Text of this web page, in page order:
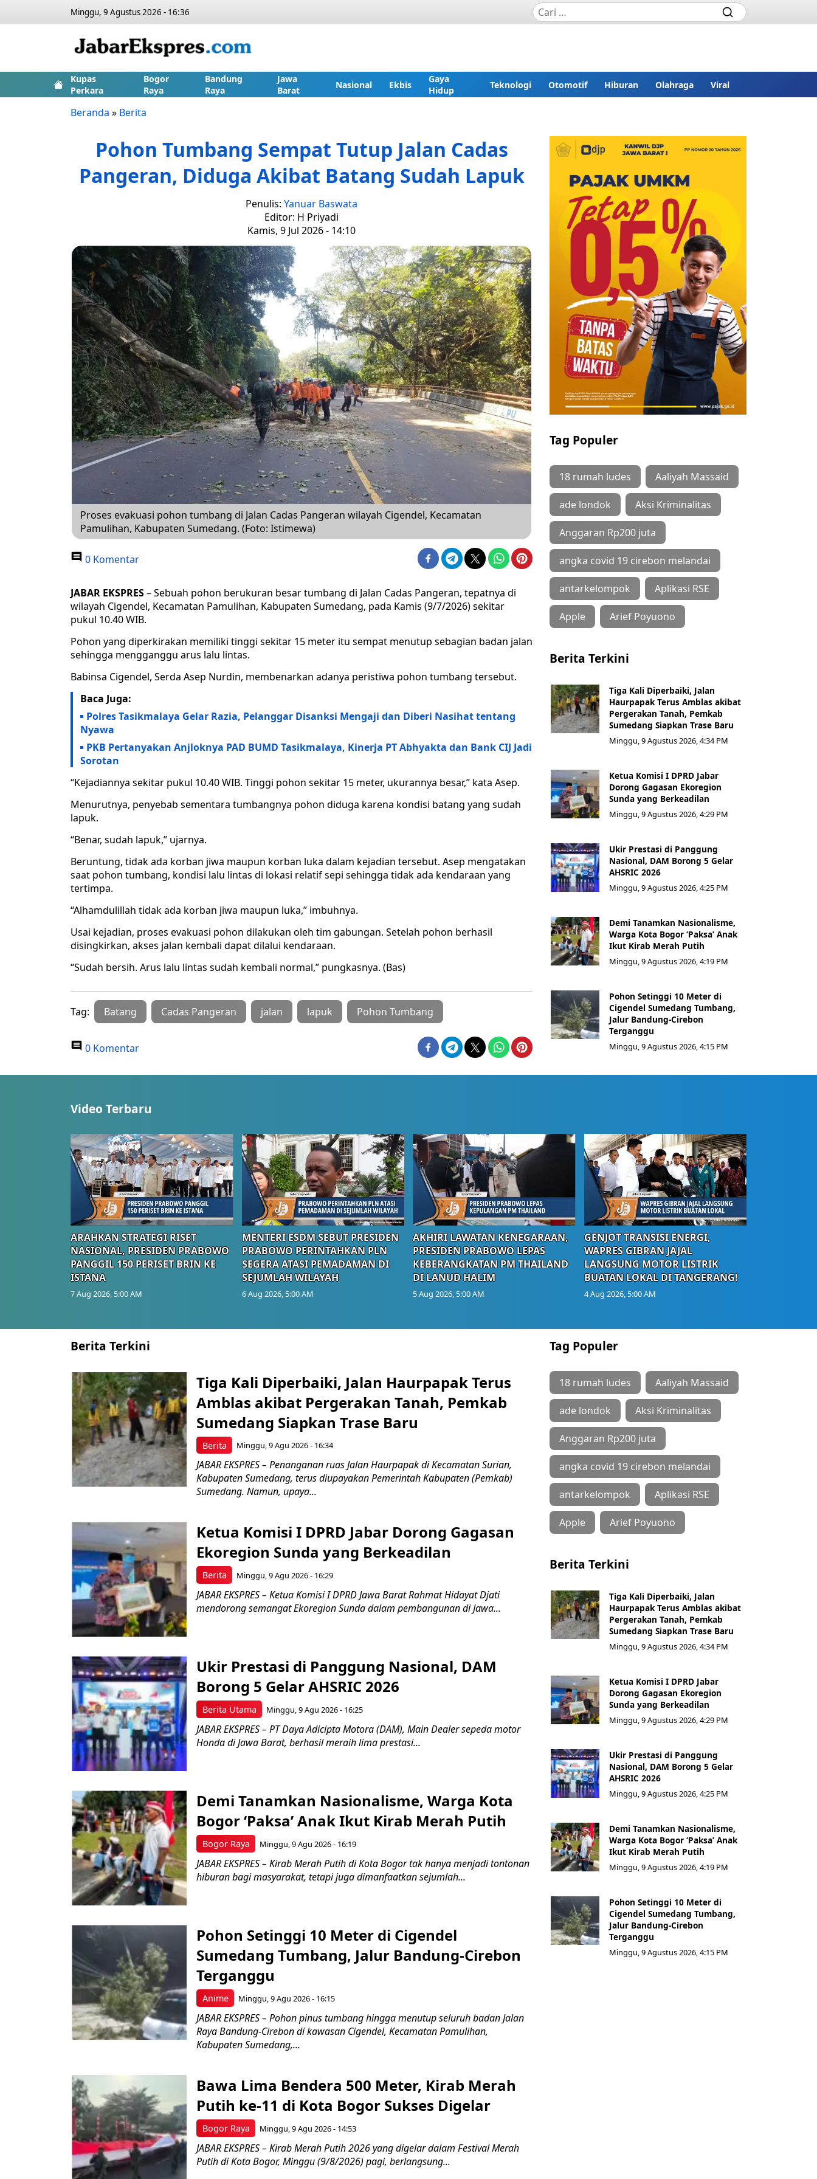
Minggu, 9 Agustus 2026 - 16:36
Kupas
Perkara
Bogor
Raya
Bandung
Raya
Jawa
Barat
Nasional Ekbis
Gaya
Hidup
Teknologi Otomotif Hiburan Olahraga Viral
Beranda » Berita
Pohon Tumbang Sempat Tutup Jalan Cadas
Pangeran, Diduga Akibat Batang Sudah Lapuk
Penulis: Yanuar Baswata
Editor: H Priyadi
Kamis, 9 Jul 2026 - 14:10
Proses evakuasi pohon tumbang di Jalan Cadas Pangeran wilayah Cigendel, Kecamatan
Pamulihan, Kabupaten Sumedang. (Foto: Istimewa)
0 Komentar
JABAR EKSPRES– Sebuah pohon berukuran besar tumbang di Jalan Cadas Pangeran, tepatnya di
wilayah Cigendel, Kecamatan Pamulihan, Kabupaten Sumedang, pada Kamis (9/7/2026) sekitar
pukul 10.40 WIB.
Pohon yang diperkirakan memiliki tinggi sekitar 15 meter itu sempat menutup sebagian badan jalan
sehingga mengganggu arus lalu lintas.
Babinsa Cigendel, Serda Asep Nurdin, membenarkan adanya peristiwa pohon tumbang tersebut.
Baca Juga:
Polres Tasikmalaya Gelar Razia, Pelanggar Disanksi Mengaji dan Diberi Nasihat tentang
Nyawa
PKB Pertanyakan Anjloknya PAD BUMD Tasikmalaya, Kinerja PT Abhyakta dan Bank CIJ Jadi
Sorotan
“Kejadiannya sekitar pukul 10.40 WIB. Tinggi pohon sekitar 15 meter, ukurannya besar,” kata Asep.
Menurutnya, penyebab sementara tumbangnya pohon diduga karena kondisi batang yang sudah
lapuk.
“Benar, sudah lapuk,” ujarnya.
Beruntung, tidak ada korban jiwa maupun korban luka dalam kejadian tersebut. Asep mengatakan
saat pohon tumbang, kondisi lalu lintas di lokasi relatif sepi sehingga tidak ada kendaraan yang
tertimpa.
“Alhamdulillah tidak ada korban jiwa maupun luka,” imbuhnya.
Usai kejadian, proses evakuasi pohon dilakukan oleh tim gabungan. Setelah pohon berhasil
disingkirkan, akses jalan kembali dapat dilalui kendaraan.
“Sudah bersih. Arus lalu lintas sudah kembali normal,” pungkasnya. (Bas)
Tag: Batang Cadas Pangeran jalan lapuk Pohon Tumbang
0 Komentar
Tag Populer
18 rumah ludes Aaliyah Massaid
ade londok Aksi Kriminalitas
Anggaran Rp200 juta
angka covid 19 cirebon melandai
antarkelompok Aplikasi RSE
Apple Arief Poyuono
Berita Terkini
Tiga Kali Diperbaiki, Jalan
Haurpapak Terus Amblas akibat
Pergerakan Tanah, Pemkab
Sumedang Siapkan Trase Baru
Minggu, 9 Agustus 2026, 4:34 PM
Ketua Komisi I DPRD Jabar
Dorong Gagasan Ekoregion
Sunda yang Berkeadilan
Minggu, 9 Agustus 2026, 4:29 PM
Ukir Prestasi di Panggung
Nasional, DAM Borong 5 Gelar
AHSRIC 2026
Minggu, 9 Agustus 2026, 4:25 PM
Demi Tanamkan Nasionalisme,
Warga Kota Bogor ‘Paksa’ Anak
Ikut Kirab Merah Putih
Minggu, 9 Agustus 2026, 4:19 PM
Pohon Setinggi 10 Meter di
Cigendel Sumedang Tumbang,
Jalur Bandung-Cirebon
Terganggu
Minggu, 9 Agustus 2026, 4:15 PM
Video Terbaru
ARAHKAN STRATEGI RISET
NASIONAL, PRESIDEN PRABOWO
PANGGIL 150 PERISET BRIN KE
ISTANA
7 Aug 2026, 5:00 AM
MENTERI ESDM SEBUT PRESIDEN
PRABOWO PERINTAHKAN PLN
SEGERA ATASI PEMADAMAN DI
SEJUMLAH WILAYAH
6 Aug 2026, 5:00 AM
AKHIRI LAWATAN KENEGARAAN,
PRESIDEN PRABOWO LEPAS
KEBERANGKATAN PM THAILAND
DI LANUD HALIM
5 Aug 2026, 5:00 AM
GENJOT TRANSISI ENERGI,
WAPRES GIBRAN JAJAL
LANGSUNG MOTOR LISTRIK
BUATAN LOKAL DI TANGERANG!
4 Aug 2026, 5:00 AM
Berita Terkini
Berita
Tiga Kali Diperbaiki, Jalan Haurpapak Terus
Amblas akibat Pergerakan Tanah, Pemkab
Sumedang Siapkan Trase Baru
Minggu, 9 Agu 2026 - 16:34
JABAR EKSPRES – Penanganan ruas Jalan Haurpapak di Kecamatan Surian,
Kabupaten Sumedang, terus diupayakan Pemerintah Kabupaten (Pemkab)
Sumedang. Namun, upaya...
Berita
Ketua Komisi I DPRD Jabar Dorong Gagasan
Ekoregion Sunda yang Berkeadilan
Minggu, 9 Agu 2026 - 16:29
JABAR EKSPRES – Ketua Komisi I DPRD Jawa Barat Rahmat Hidayat Djati
mendorong semangat Ekoregion Sunda dalam pembangunan di Jawa...
Berita Utama
Ukir Prestasi di Panggung Nasional, DAM
Borong 5 Gelar AHSRIC 2026
Minggu, 9 Agu 2026 - 16:25
JABAR EKSPRES – PT Daya Adicipta Motora (DAM), Main Dealer sepeda motor
Honda di Jawa Barat, berhasil meraih lima prestasi...
Bogor Raya
Demi Tanamkan Nasionalisme, Warga Kota
Bogor ‘Paksa’ Anak Ikut Kirab Merah Putih
Minggu, 9 Agu 2026 - 16:19
JABAR EKSPRES – Kirab Merah Putih di Kota Bogor tak hanya menjadi tontonan
hiburan bagi masyarakat, tetapi juga dimanfaatkan sejumlah...
Anime
Pohon Setinggi 10 Meter di Cigendel
Sumedang Tumbang, Jalur Bandung-Cirebon
Terganggu
Minggu, 9 Agu 2026 - 16:15
JABAR EKSPRES – Pohon pinus tumbang hingga menutup seluruh badan Jalan
Raya Bandung-Cirebon di kawasan Cigendel, Kecamatan Pamulihan,
Kabupaten Sumedang,...
Bogor Raya
Bawa Lima Bendera 500 Meter, Kirab Merah
Putih ke-11 di Kota Bogor Sukses Digelar
Minggu, 9 Agu 2026 - 14:53
JABAR EKSPRES – Kirab Merah Putih 2026 yang digelar dalam Festival Merah
Putih di Kota Bogor, Minggu (9/8/2026) pagi, berlangsung...
Tag Populer
18 rumah ludes Aaliyah Massaid
ade londok Aksi Kriminalitas
Anggaran Rp200 juta
angka covid 19 cirebon melandai
antarkelompok Aplikasi RSE
Apple Arief Poyuono
Berita Terkini
Tiga Kali Diperbaiki, Jalan
Haurpapak Terus Amblas akibat
Pergerakan Tanah, Pemkab
Sumedang Siapkan Trase Baru
Minggu, 9 Agustus 2026, 4:34 PM
Ketua Komisi I DPRD Jabar
Dorong Gagasan Ekoregion
Sunda yang Berkeadilan
Minggu, 9 Agustus 2026, 4:29 PM
Ukir Prestasi di Panggung
Nasional, DAM Borong 5 Gelar
AHSRIC 2026
Minggu, 9 Agustus 2026, 4:25 PM
Demi Tanamkan Nasionalisme,
Warga Kota Bogor ‘Paksa’ Anak
Ikut Kirab Merah Putih
Minggu, 9 Agustus 2026, 4:19 PM
Pohon Setinggi 10 Meter di
Cigendel Sumedang Tumbang,
Jalur Bandung-Cirebon
Terganggu
Minggu, 9 Agustus 2026, 4:15 PM